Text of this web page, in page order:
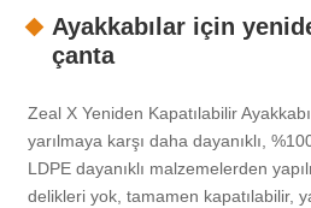
Ayakkabılar için
çanta
Zeal X Yeniden Kapatılabilir
yarılmaya karşı daha dayanıklı,
LDPE dayanıklı malzemelerden
delikleri yok, tamamen kapatılabilir,